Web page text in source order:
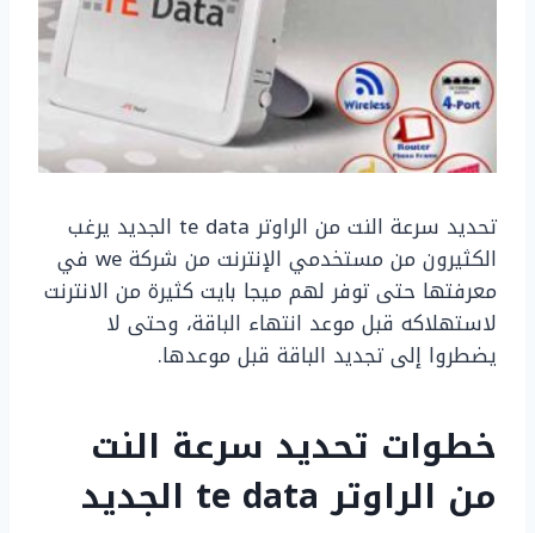
تحديد سرعة النت من الراوتر te data الجديد يرغب
الكثيرون من مستخدمي الإنترنت من شركة we في
معرفتها حتى توفر لهم ميجا بايت كثيرة من الانترنت
لاستهلاكه قبل موعد انتهاء الباقة، وحتى لا
يضطروا إلى تجديد الباقة قبل موعدها.
خطوات تحديد سرعة النت
من الراوتر te data الجديد